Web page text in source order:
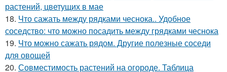
растений, цветущих в мае
18. Что сажать между рядками чеснока.. Удобное
соседство: что можно посадить между грядками чеснока
19. Что можно сажать рядом. Другие полезные соседи
для овощей
20. Совместимость растений на огороде. Таблица